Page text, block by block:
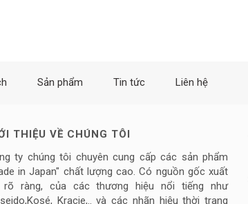
Sản phẩm Tin tức Liên hệ
THIỆU VỀ CHÚNG TÔI
ty chúng tôi chuyên cung cấp các sản phẩm
in Japan" chất lượng cao. Có nguồn gốc xuất
rõ ràng, của các thương hiệu nổi tiếng như
Kracie,.. và các nhãn hiệu thời trang